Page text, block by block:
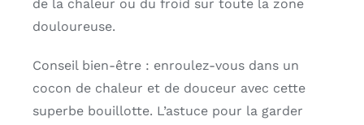
de la chaleur ou du froid sur toute la zone
douloureuse.
Conseil bien-être : enroulez-vous dans un
cocon de chaleur et de douceur avec cette
superbe bouillotte. L’astuce pour la garder